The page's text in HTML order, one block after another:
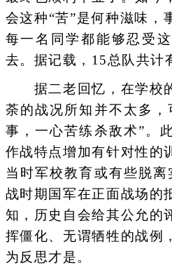
会这种“苦”是何种滋味，
每一名同学都能够忍受
去。据记载，15总队共计
据二老回忆，在学校
荼的战况所知并不太多
事，一心苦练杀敌术”。
作战特点增加有针对性的
当时军校教育或有些脱
战时期国军在正面战场的
知，历史自会给其公允的
挥僵化、无谓牺牲的战例
为反思才是。